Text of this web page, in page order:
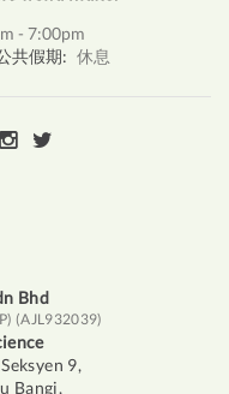
- 7:00pm
共假期: 休息
Bhd
(AJL932039)
9,
Bangi,